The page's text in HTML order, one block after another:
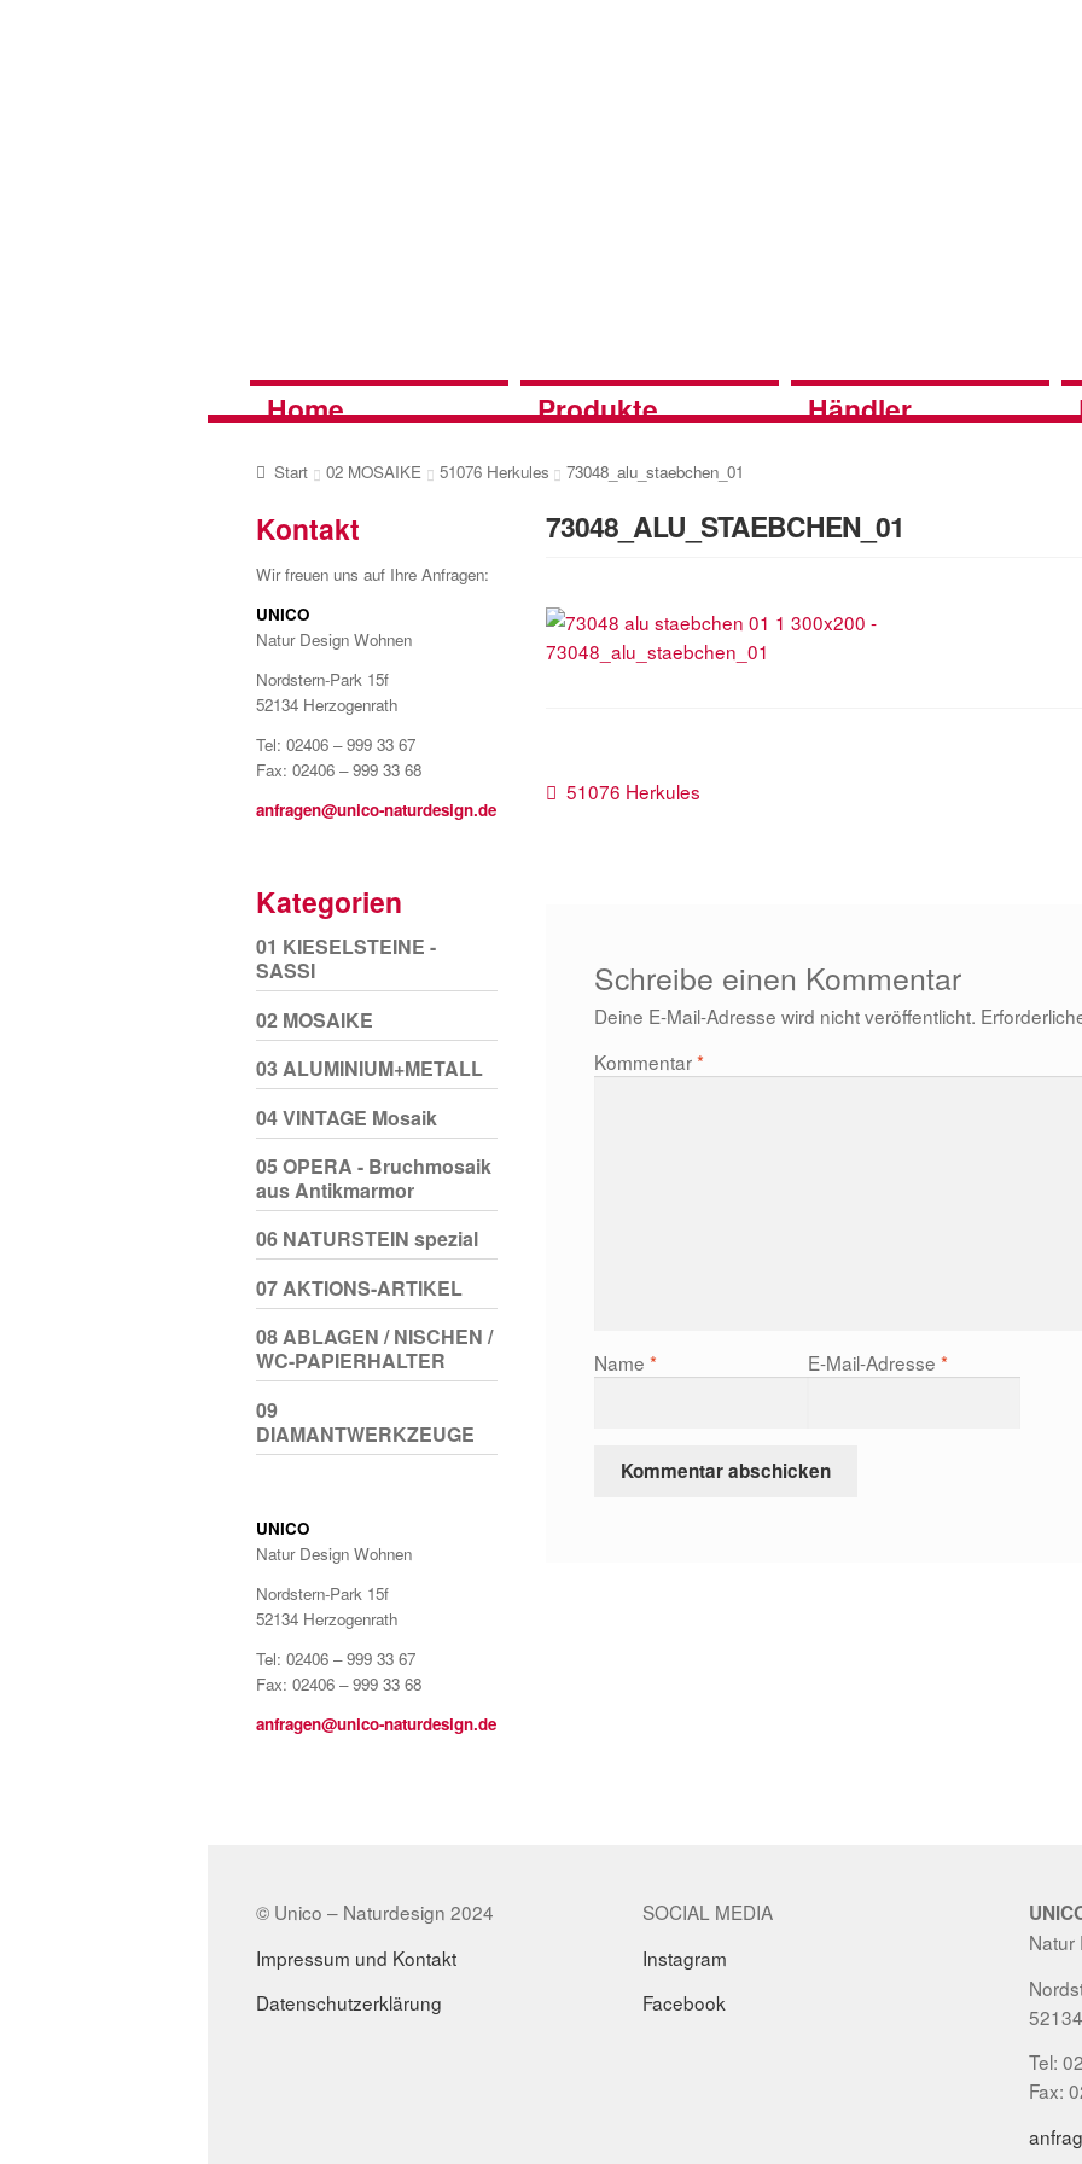
Home Produkte Händler
Start 02 MOSAIKE 51076 Herkules 73048_alu_staebchen_01
73048_ALU_STAEBCHEN_01
Beitragsnavigation
Vorheriger
51076 Herkules
Schreibe einen Kommentar
Deine E-Mail-Adresse wird nicht veröffentlicht.
Kommentar*
Name* E-Mail-Adresse *
Kontakt
Wir freuen uns auf Ihre Anfragen:
UNICO
Natur Design Wohnen
Nordstern-Park 15f
52134 Herzogenrath
Tel: 02406 – 999 33 67
Fax: 02406 – 999 33 68
anfragen@unico-naturdesign.de
Kategorien
01 KIESELSTEINE -
SASSI
02 MOSAIKE
03 ALUMINIUM+METALL
04 VINTAGE Mosaik
05 OPERA - Bruchmosaik
aus Antikmarmor
06 NATURSTEIN spezial
07 AKTIONS-ARTIKEL
08 ABLAGEN / NISCHEN /
WC-PAPIERHALTER
09
DIAMANTWERKZEUGE
UNICO
Natur Design Wohnen
Nordstern-Park 15f
52134 Herzogenrath
Tel: 02406 – 999 33 67
Fax: 02406 – 999 33 68
anfragen@unico-naturdesign.de
© Unico – Naturdesign 2024
Impressum und Kontakt
Datenschutzerklärung
SOCIAL MEDIA
Instagram
Facebook
Natur
Tel:
Fax: